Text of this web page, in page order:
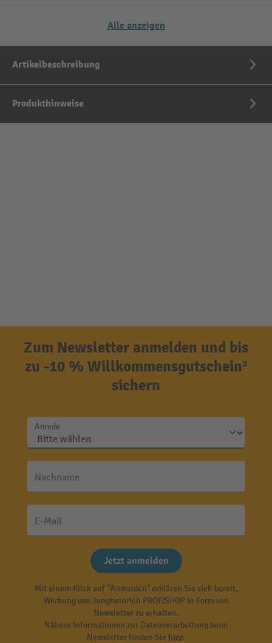
Alle anzeigen
Artikelbeschreibung
Produkthinweise
Zum Newsletter anmelden und bis
zu -10 % Willkommensgutschein²
sichern
Anrede
Nachname
E-Mail
Jetzt anmelden
Mit einem Klick auf "Anmelden" erklären Sie sich bereit,
Werbung von Jungheinrich PROFISHOP in Form von
Newsletter zu erhalten.
Nähere Informationen zur Datenverarbeitung beim
Newsletter finden Sie hier.